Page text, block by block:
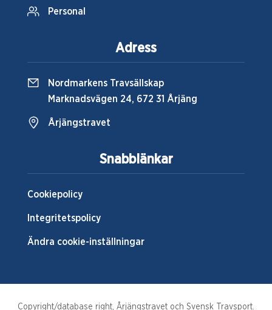
Snabblänkar
Cookiepolicy
Integritetspolicy
Ändra cookie-inställningar
Personal
Adress
Nordmarkens Travsällskap
Marknadsvägen 24, 672 31 Årjäng
Årjängstravet
Copyright/database right, Årjängstravet och Svensk Travsport.